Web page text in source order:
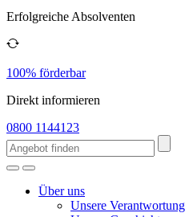
Erfolgreiche Absolventen
100% förderbar
Direkt informieren
0800 1144123
Über uns
Unsere Verantwortung